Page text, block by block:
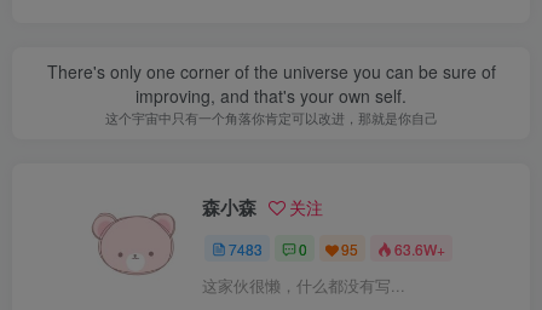
There's only one corner of the universe you can be sure of
improving, and that's your own self.
这个宇宙中只有一个角落你肯定可以改进，那就是你自己
森小森 关注
7483 0 95 63.6W+
这家伙很懒，什么都没有写...